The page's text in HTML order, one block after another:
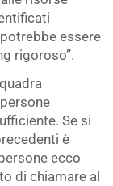
essere
rigoroso”.
Se si
è
ecco
di chiamare al